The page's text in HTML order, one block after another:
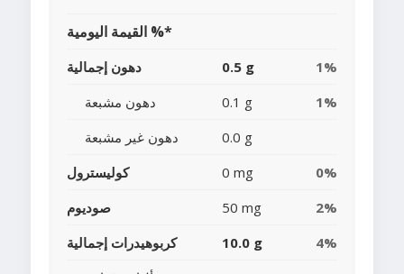
القيمة اليومية %*
دهون إجمالية 0.5 g
1%
دهون مشبعة
0.1 g
1%
دهون غير مشبعة
0.0 g
كوليسترول
0 mg
0%
صوديوم
50 mg
2%
كربوهيدرات إجمالية
10.0 g
4%